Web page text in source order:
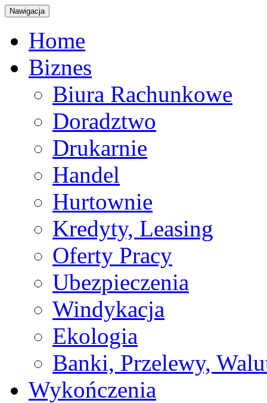
Nawigacja
Home
Biznes
Biura Rachunkowe
Doradztwo
Drukarnie
Handel
Hurtownie
Kredyty, Leasing
Oferty Pracy
Ubezpieczenia
Windykacja
Ekologia
Banki, Przelewy,
Wykończenia